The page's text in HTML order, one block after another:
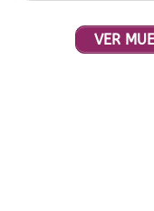
VER